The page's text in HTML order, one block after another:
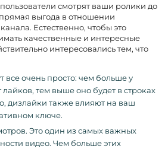
смотрят ваши ролики до
прямая выгода в отношении
Естественно, чтобы это
качественные и интересные
интересовались тем, что
все очень просто: чем больше у
тем выше оно будет в строках
дизлайки также влияют на ваш
ключе.
Это один из самых важных
видео. Чем больше этих